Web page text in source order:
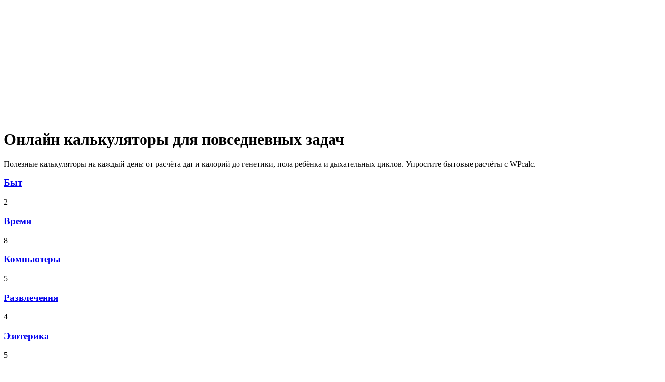
Онлайн калькуляторы для повседневных задач
Полезные калькуляторы на каждый день: от расчёта дат и калорий до генетики, пола ребёнка и дыхательных циклов. Упростите бытовые расчёты с WPcalc.
Быт
2
Время
8
Компьютеры
5
Развлечения
4
Эзотерика
5